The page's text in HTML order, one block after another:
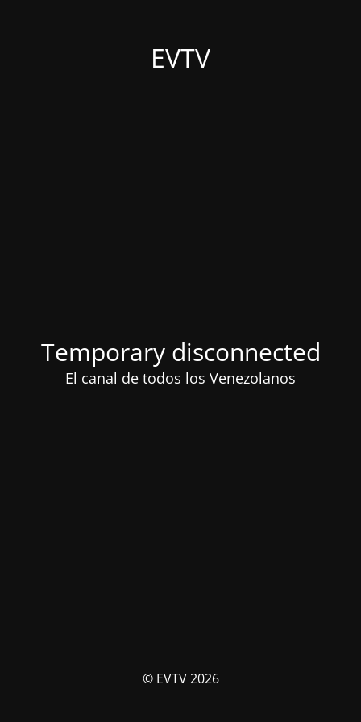
EVTV
Temporary disconnected
El canal de todos los Venezolanos
© EVTV 2026